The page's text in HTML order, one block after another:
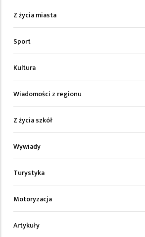
Z życia miasta
Sport
Kultura
Wiadomości z regionu
Z życia szkół
Wywiady
Turystyka
Motoryzacja
Artykuły